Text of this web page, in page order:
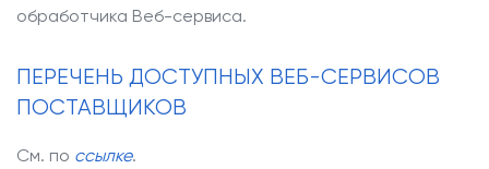
обработчика Веб-сервиса.
ПЕРЕЧЕНЬ ДОСТУПНЫХ ВЕБ-СЕРВИСОВ
ПОСТАВЩИКОВ
См. по ссылке.